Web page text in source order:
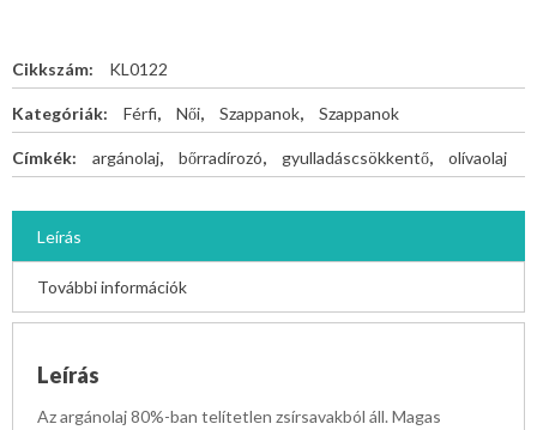
Cikkszám: KL0122
Kategóriák: Férfi, Női, Szappanok, Szappanok
Címkék: argánolaj, bőrradírozó, gyulladáscsökkentő, olívaolaj
Leírás
További információk
Leírás
Az argánolaj 80%-ban telítetlen zsírsavakból áll. Magas